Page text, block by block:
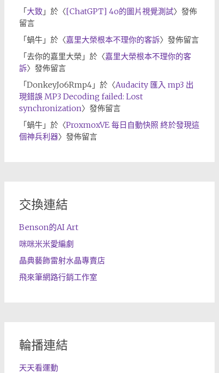
「大致 」於〈[ChatGPT] 4o的圖片視覺測試〉發佈
留言
「蝸牛」於〈嘉里大榮根本不理你的客訴〉發佈留言
「去你的嘉里大榮 」於〈嘉里大榮根本不理你的客
訴〉發佈留言
「DonkeyJo6Rmp4」於〈Audacity 匯入 mp3 出
現錯誤 MP3 Decoding failed: Lost
synchronization〉發佈留言
「蝸牛」於〈ProxmoxVE 每日自動快照 終於發現這
個神兵利器〉發佈留言
交換連結
Benson的AI Art
咪咪米米愛編劇
晶典藝飾雷射水晶專賣店
飛來筆網路行銷工作室
輪播連結
天天看運動